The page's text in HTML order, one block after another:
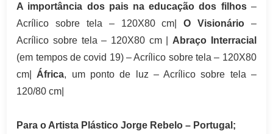
A importância dos pais na educação dos filhos–
Acrílico sobre tela – 120X80 cm|O Visionário–
Acrílico sobre tela – 120X80 cm | Abraço Interracial
(em tempos de covid 19) – Acrílico sobre tela – 120X80
cm| África, um ponto de luz – Acrílico sobre tela –
120/80 cm|
Para o Artista Plástico Jorge Rebelo – Portugal;